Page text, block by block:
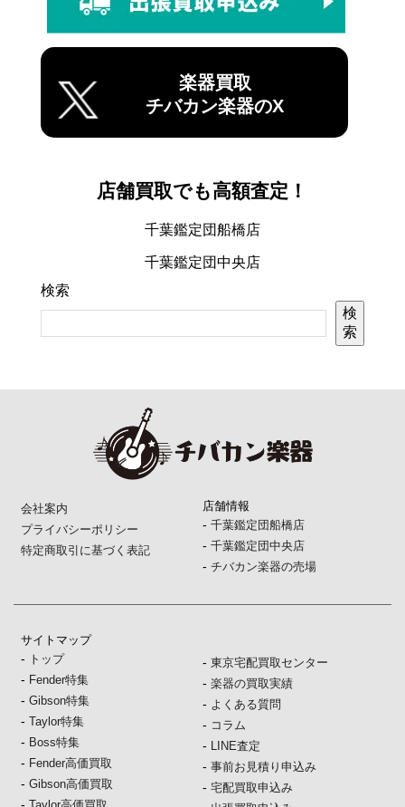
楽器買取
チバカン楽器のX
店舗買取でも高額査定！
千葉鑑定団船橋店
千葉鑑定団中央店
検索
検
索
会社案内
プライバシーポリシー
特定商取引に基づく表記
店舗情報
- 千葉鑑定団船橋店
- 千葉鑑定団中央店
- チバカン楽器の売場
サイトマップ
- トップ
- Fender特集
-Gibson特集
-Taylor特集
- Boss特集
- Fender高価買取
-Gibson高価買取
- 東京宅配買取センター
- 楽器の買取実績
- よくある質問
- コラム
- LINE査定
- 事前お見積り申込み
- 宅配買取申込み